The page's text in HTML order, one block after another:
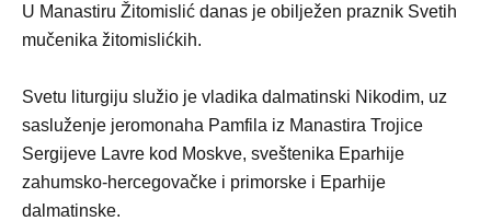
U Manastiru Žitomislić danas je obilježen praznik Svetih
mučenika žitomislićkih.
Svetu liturgiju služio je vladika dalmatinski Nikodim, uz
sasluženje jeromonaha Pamfila iz Manastira Trojice
Sergijeve Lavre kod Moskve, sveštenika Eparhije
zahumsko-hercegovačke i primorske i Eparhije
dalmatinske.